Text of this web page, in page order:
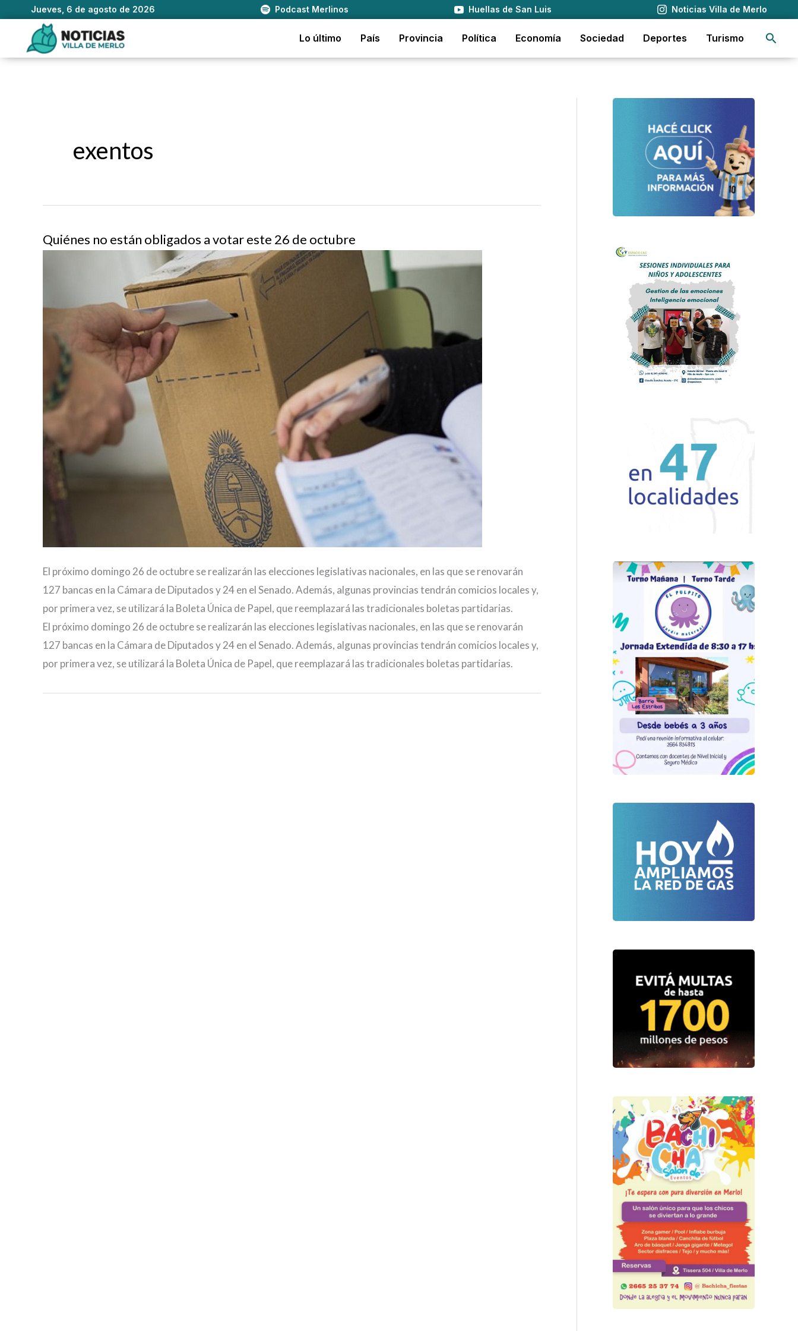
Jueves, 6 de agosto de 2026 Podcast Merlinos Huellas de San Luis Noticias Villa de Merlo
contenido
Lo último País Provincia Política Economía Sociedad Deportes Turismo
exentos
Quiénes no están obligados a votar este 26 de octubre
El próximo domingo 26 de octubre se realizarán las elecciones legislativas nacionales, en las que se renovarán
127 bancas en la Cámara de Diputados y 24 en el Senado. Además, algunas provincias tendrán comicios locales y,
por primera vez, se utilizará la Boleta Única de Papel, que reemplazará las tradicionales boletas partidarias.
El próximo domingo 26 de octubre se realizarán las elecciones legislativas nacionales, en las que se renovarán
127 bancas en la Cámara de Diputados y 24 en el Senado. Además, algunas provincias tendrán comicios locales y,
por primera vez, se utilizará la Boleta Única de Papel, que reemplazará las tradicionales boletas partidarias.